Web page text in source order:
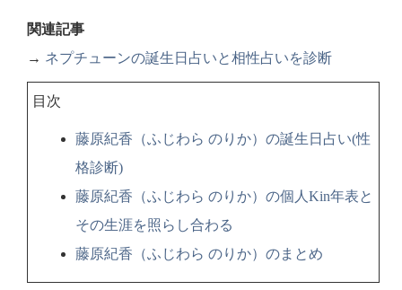
関連記事
→ ネプチューンの誕生日占いと相性占いを診断
目次
藤原紀香（ふじわら のりか）の誕生日占い(性
格診断)
藤原紀香（ふじわら のりか）の個人Kin年表と
その生涯を照らし合わる
藤原紀香（ふじわら のりか）のまとめ